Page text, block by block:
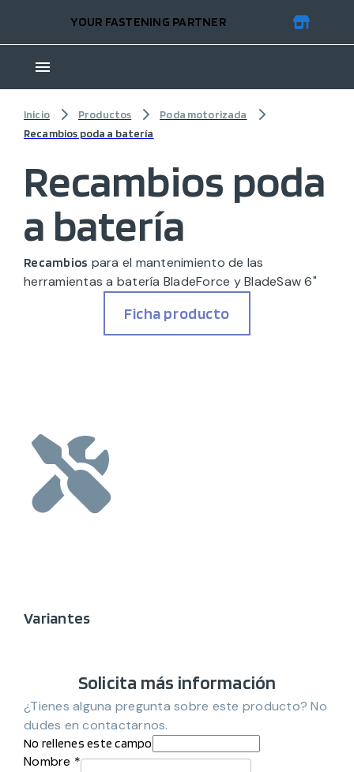
YOUR FASTENING PARTNER
Inicio Productos
Poda motorizada
Recambios poda a batería
Recambios poda
a batería
Recambios para el mantenimiento de las
herramientas a batería BladeForce y BladeSaw 6"
Ficha producto
Variantes
Solicita más información
¿Tienes alguna pregunta sobre este producto? No
dudes en contactarnos.
No rellenes este campo
Nombre *